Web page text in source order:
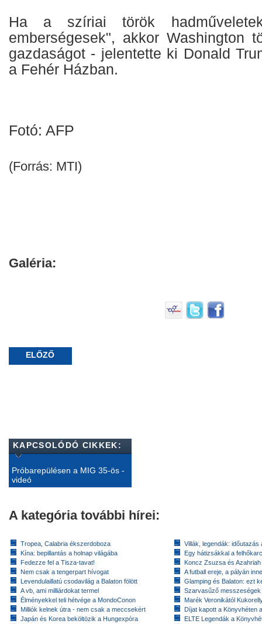
Ha a szíriai török
emberségesek", akkor Washington
gazdaságot - jelentette ki Donald
a Fehér Házban.
Fotó: AFP
(Forrás: MTI)
Galéria:
ELŐZŐ
KAPCSOLÓDÓ CIKKEK:
Próbarepülésen a MIG 35-ös -
videó
A kategória további hírei:
Tropea, Calabria ékszerdoboza
Kína: bepillantás a holnap világába
Fedezze fel a Tisza-tavat!
Nem csak a tengerpart hívogat
Levendulaillatú csodavilág a Balaton fölött
A vb, ami milliárdokat termel
Élményekkel teli hétvége a MondoConon
Milliók kelnek útra - nem csak a meccsekért
Japán és Korea beköltözik a Hungexpóra
Villák, legendák: időutazás
Egy hátizsákkal a
Koncz Zsuzsa és
A futball ereje, a pályán
Glamping és Balaton: ezt
Szarvasűző messzeségek
Marék Veronikától
Díjat kapott a Könyvhéten
ELTE Legendák a